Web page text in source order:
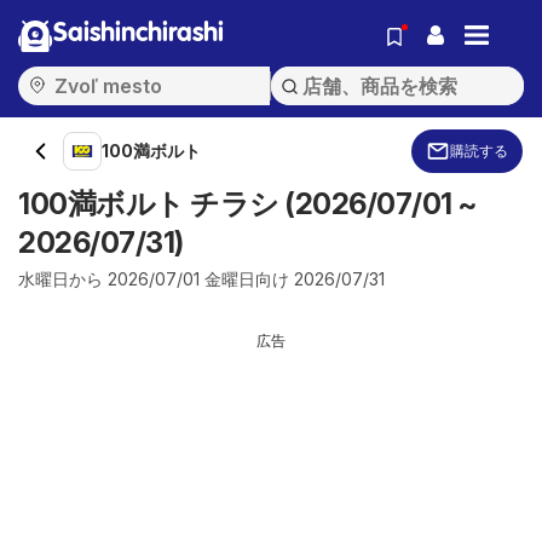
Saishinchirashi
100満ボルト 購読する
100満ボルト チラシ (2026/07/01 ~
2026/07/31)
水曜日から 2026/07/01 金曜日向け 2026/07/31
広告